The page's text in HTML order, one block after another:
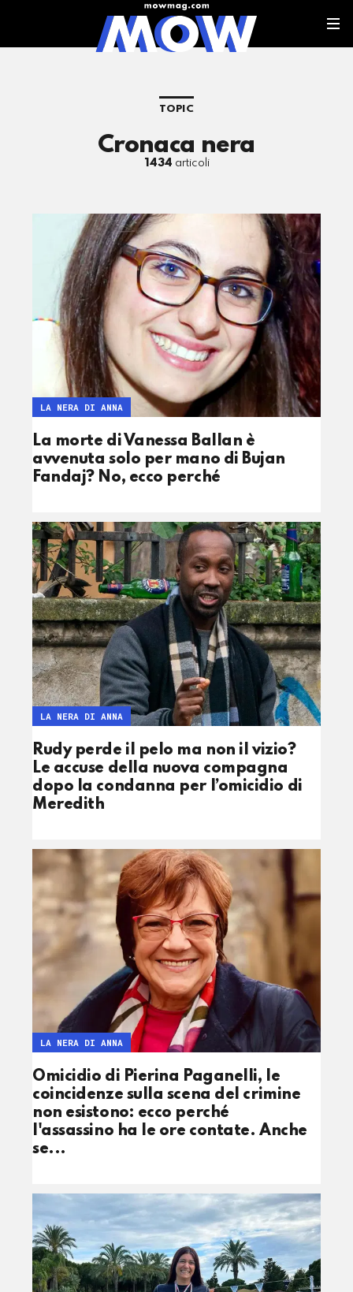
TOPIC
Cronaca nera
1434 articoli
La morte di Vanessa Ballan è
avvenuta solo per mano di Bujan
Fandaj? No, ecco perché
LA NERA DI ANNA
Rudy perde il pelo ma non il vizio?
Le accuse della nuova compagna
dopo la condanna per l’omicidio di
Meredith
LA NERA DI ANNA
Omicidio di Pierina Paganelli, le
coincidenze sulla scena del crimine
non esistono: ecco perché
l'assassino ha le ore contate. Anche
se...
LA NERA DI ANNA